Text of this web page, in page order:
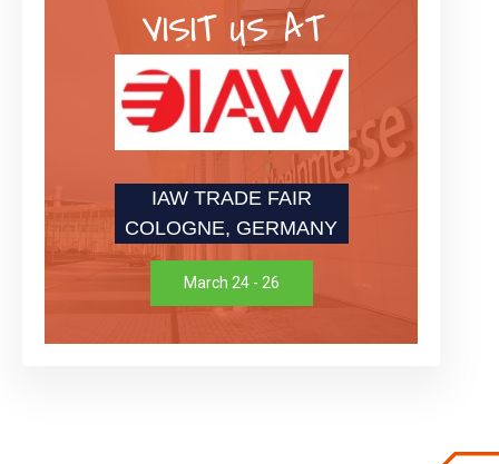
VISIT US AT
IAW TRADE FAIR
COLOGNE, GERMANY
March 24 - 26